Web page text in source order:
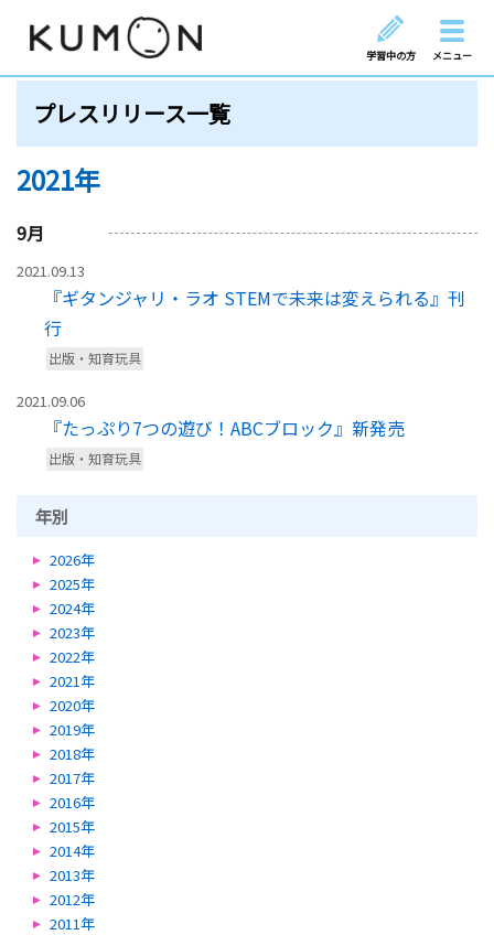
学習中の方 メニュー
プレスリリース一覧
2021年
9月
2021.09.13
『ギタンジャリ・ラオ STEMで未来は変えられる』刊
行
出版・知育玩具
2021.09.06
『たっぷり7つの遊び！ABCブロック』新発売
出版・知育玩具
年別
2026年
2025年
2024年
2023年
2022年
2021年
2020年
2019年
2018年
2017年
2016年
2015年
2014年
2013年
2012年
2011年